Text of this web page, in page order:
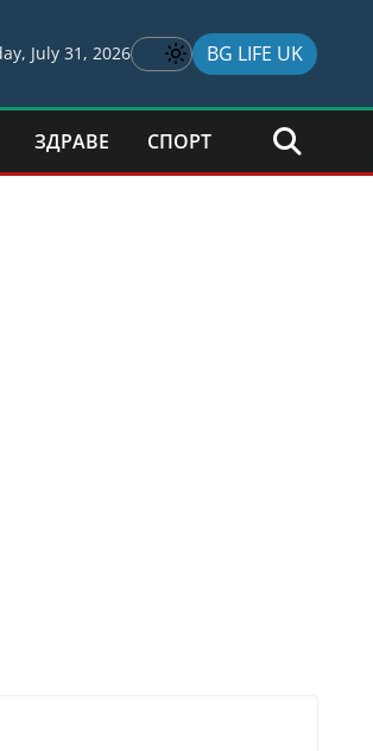
July 31, 2026 BG LIFE UK
ЗДРАВЕ СПОРТ